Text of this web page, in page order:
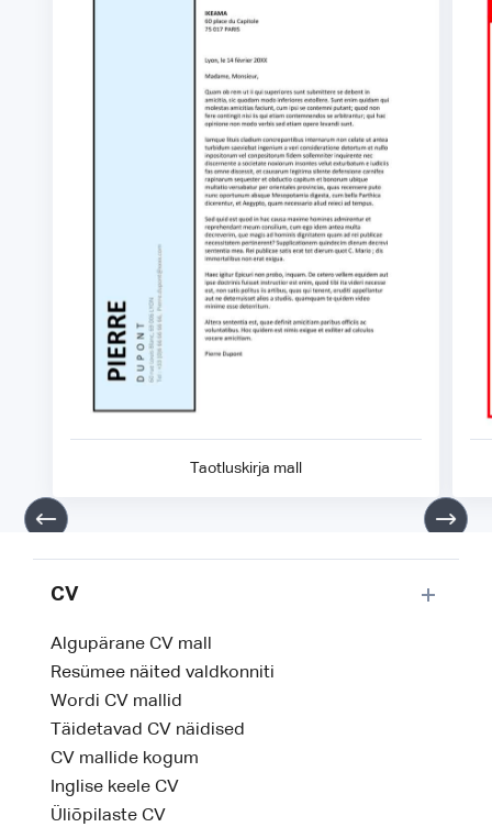
Taotluskirja mall
CV
Algupärane CV mall
Resümee näited valdkonniti
Wordi CV mallid
Täidetavad CV näidised
CV mallide kogum
Inglise keele CV
Üliõpilaste CV